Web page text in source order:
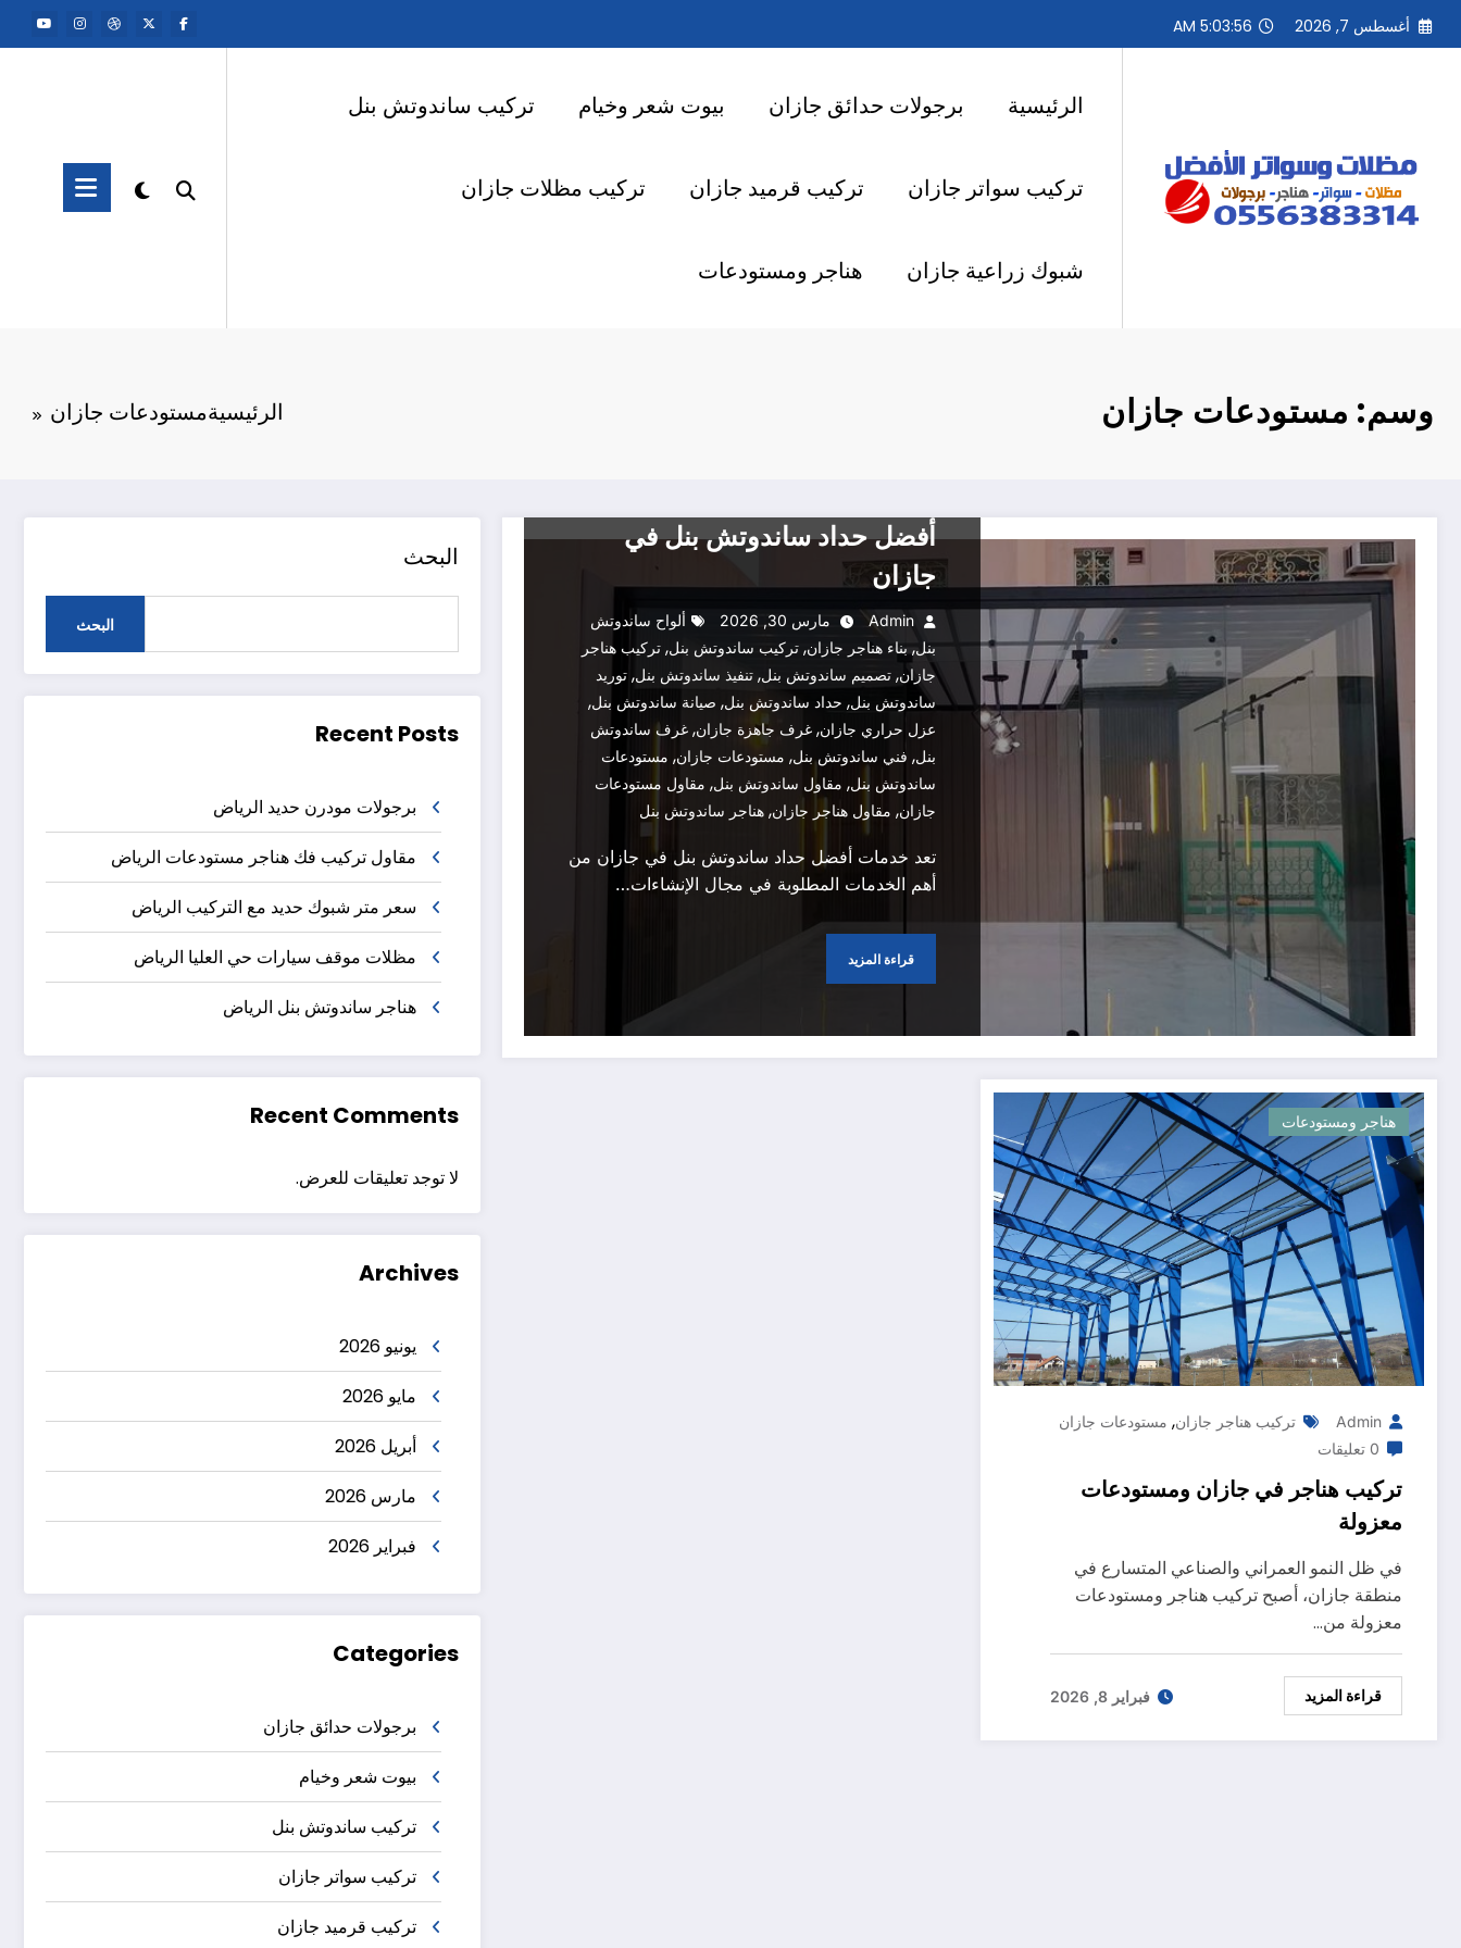
التجاوز
أغسطس 7, 2026 5:03:56 AM
الرئيسية برجولات حدائق جازان بيوت شعر وخيام تركيب ساندوتش بنل
تركيب سواتر جازان تركيب قرميد جازان تركيب مظلات جازان
شبوك زراعية جازان هناجر ومستودعات
وسم: مستودعات جازان الرئيسيةمستودعات جازان
أفضل حداد ساندوتش بنل في
جازان
Admin مارس 30, 2026
ألواح ساندوتش
بنل, بناء هناجر جازان, تركيب ساندوتش بنل, تركيب هناجر
جازان, تصميم ساندوتش بنل, تنفيذ ساندوتش بنل, توريد
ساندوتش بنل, حداد ساندوتش بنل, صيانة ساندوتش بنل,
عزل حراري جازان, غرف جاهزة جازان, غرف ساندوتش
بنل, فني ساندوتش بنل, مستودعات جازان, مستودعات
ساندوتش بنل, مقاول ساندوتش بنل, مقاول مستودعات
جازان, مقاول هناجر جازان, هناجر ساندوتش بنل
تعد خدمات أفضل حداد ساندوتش بنل في جازان من
أهم الخدمات المطلوبة في مجال الإنشاءات…
قراءة المزيد
هناجر ومستودعات
Admin تركيب هناجر جازان, مستودعات جازان
0 تعليقات
تركيب هناجر في جازان ومستودعات
معزولة
في ظل النمو العمراني والصناعي المتسارع في
منطقة جازان، أصبح تركيب هناجر ومستودعات
معزولة من…
قراءة المزيد فبراير 8, 2026
البحث
البحث
Recent Posts
برجولات مودرن حديد الرياض
مقاول تركيب فك هناجر مستودعات الرياض
سعر متر شبوك حديد مع التركيب الرياض
مظلات موقف سيارات حي العليا الرياض
هناجر ساندوتش بنل الرياض
Recent Comments
لا توجد تعليقات للعرض.
Archives
يونيو 2026
مايو 2026
أبريل 2026
مارس 2026
فبراير 2026
Categories
برجولات حدائق جازان
بيوت شعر وخيام
تركيب ساندوتش بنل
تركيب سواتر جازان
تركيب قرميد جازان